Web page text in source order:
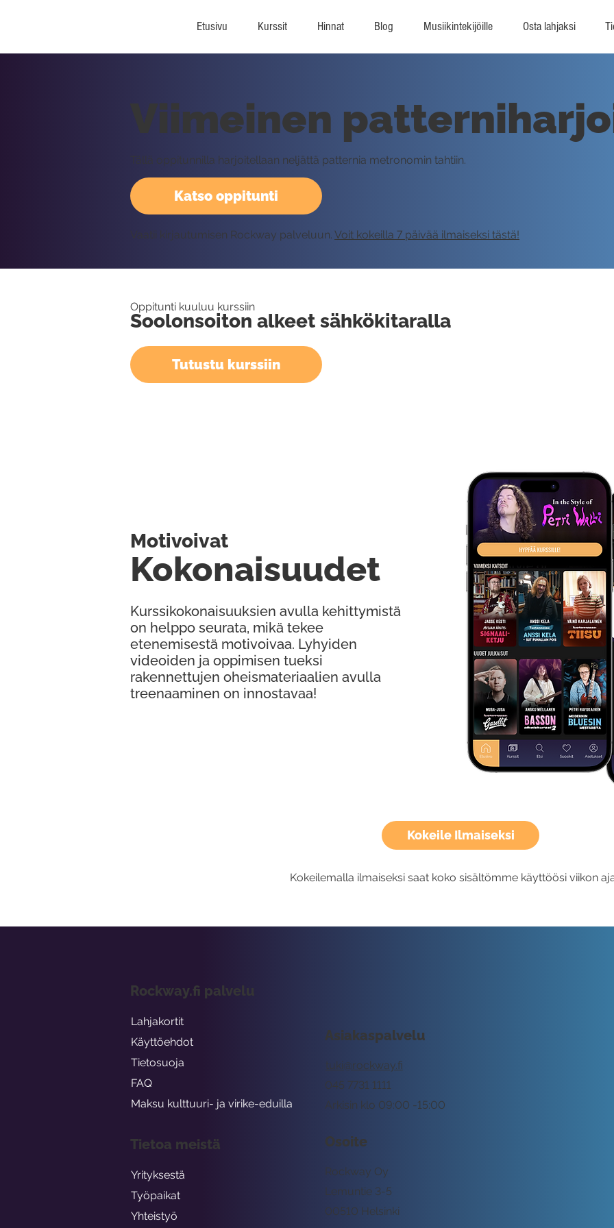
Etusivu Kurssit Hinnat Blog Musiikintekijöille Osta lahjaksi
Kokeile Ilmaiseksi
Kokeilemalla ilmaiseksi saat koko sisältömme käyttöösi viikon
Katso oppitunti
Viimeinen
Tällä oppitunnilla harjoitellaan neljättä patternia metronomin tahtiin.
Vaatii kirjautumisen Rockway palveluun. Voit kokeilla 7 päivää ilmaiseksi tästä!
Oppitunti kuuluu kurssiin
Soolonsoiton alkeet sähkökitaralla
Tutustu kurssiin
Kurssikokonaisuuksien avulla kehittymistä
on helppo seurata, mikä tekee
etenemisestä motivoivaa. Lyhyiden
videoiden ja oppimisen tueksi
rakennettujen oheismateriaalien avulla
treenaaminen on innostavaa!
Kokonaisuudet
Motivoivat
Asiakaspalvelu
tuki@rockway.fi
Arkisin klo 09:00 -15:00
045 7731 1111
Osoite
Rockway Oy
Lemuntie 3-5
00510 Helsinki
Rockway.fi palvelu
Lahjakortit
Käyttöehdot
Tietosuoja
FAQ
Maksu kulttuuri- ja virike-eduilla
Tietoa meistä
Yrityksestä
Työpaikat
Yhteistyö